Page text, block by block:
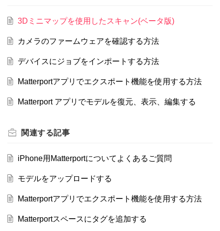
3Dミニマップを使用したスキャン(ベータ版)
カメラのファームウェアを確認する方法
デバイスにジョブをインポートする方法
Matterportアプリでエクスポート機能を使用する方法
Matterport アプリでモデルを復元、表示、編集する
関連する記事
iPhone用Matterportについてよくあるご質問
モデルをアップロードする
Matterportアプリでエクスポート機能を使用する方法
Matterportスペースにタグを追加する